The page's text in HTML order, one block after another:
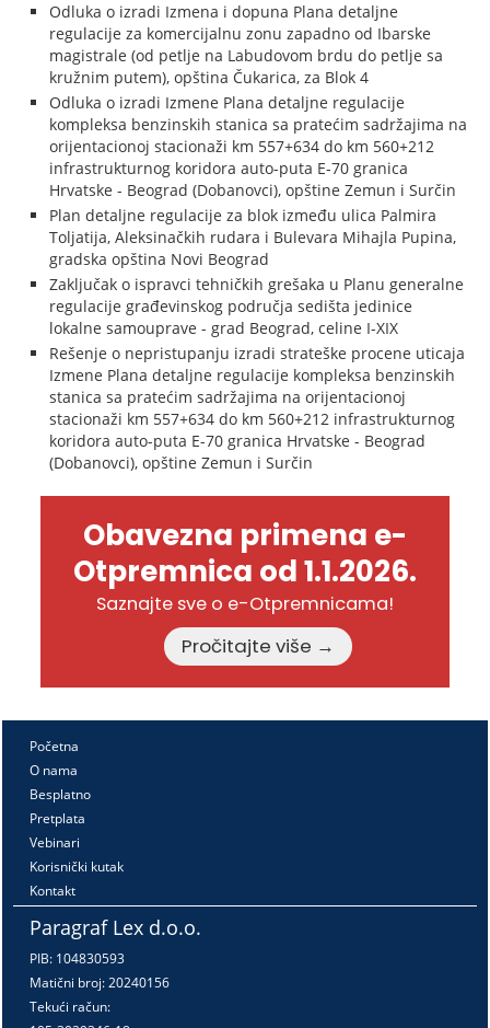
Odluka o izradi Izmena i dopuna Plana detaljne
regulacije za komercijalnu zonu zapadno od Ibarske
magistrale (od petlje na Labudovom brdu do petlje sa
kružnim putem), opština Čukarica, za Blok 4
Odluka o izradi Izmene Plana detaljne regulacije
kompleksa benzinskih stanica sa pratećim sadržajima na
orijentacionoj stacionaži km 557+634 do km 560+212
infrastrukturnog koridora auto-puta E-70 granica
Hrvatske - Beograd (Dobanovci), opštine Zemun i Surčin
Plan detaljne regulacije za blok između ulica Palmira
Toljatija, Aleksinačkih rudara i Bulevara Mihajla Pupina,
gradska opština Novi Beograd
Zaključak o ispravci tehničkih grešaka u Planu generalne
regulacije građevinskog područja sedišta jedinice
lokalne samouprave - grad Beograd, celine I-XIX
Rešenje o nepristupanju izradi strateške procene uticaja
Izmene Plana detaljne regulacije kompleksa benzinskih
stanica sa pratećim sadržajima na orijentacionoj
stacionaži km 557+634 do km 560+212 infrastrukturnog
koridora auto-puta E-70 granica Hrvatske - Beograd
(Dobanovci), opštine Zemun i Surčin
Obavezna primena e-
Otpremnica od 1.1.2026.
Saznajte sve o e-Otpremnicama!
Pročitajte više →
Početna
O nama
Besplatno
Pretplata
Vebinari
Korisnički kutak
Kontakt
Paragraf Lex d.o.o.
PIB: 104830593
Matični broj: 20240156
Tekući račun: